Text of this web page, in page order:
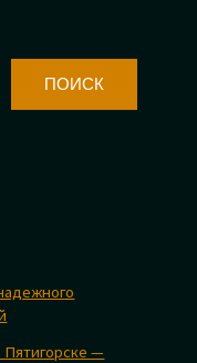
ПОИСК
Пятигорске —